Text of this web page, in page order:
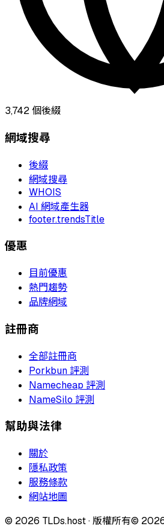
3,742個後綴
網域搜尋
後綴
網域搜尋
WHOIS
AI 網域產生器
footer.trendsTitle
優惠
目前優惠
熱門趨勢
品牌網域
註冊商
全部註冊商
Porkbun 評測
Namecheap 評測
NameSilo 評測
幫助與法律
關於
隱私政策
服務條款
網站地圖
© 2026 TLDs.host ·版權所有©